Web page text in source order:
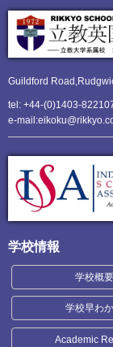
Guildford
tel: +44-(0)1403-
e-
学校情報
学校概要
学校早わ
Academic